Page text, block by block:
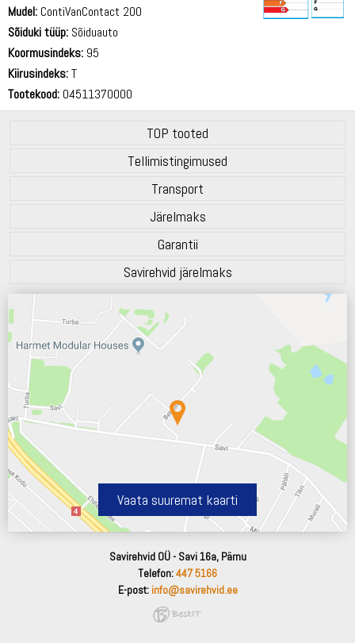
Mudel: ContiVanContact 200
Sõiduki tüüp: Sõiduauto
Koormusindeks: 95
Kiirusindeks:T
Tootekood: 04511370000
TOP tooted
Tellimistingimused
Transport
Järelmaks
Garantii
Savirehvid järelmaks
Vaata suuremat kaarti
Savirehvid OÜ - Savi 16a, Pärnu
Telefon:447 5166
E-post: info@savirehvid.ee